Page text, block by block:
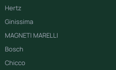
Hertz
Ginissima
MAGNETI MARELLI
Bosch
Chicco